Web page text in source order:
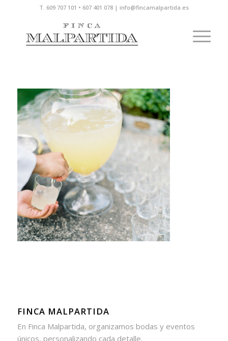
T. 609 707 101 • 607 401 078 | info@fincamalpartida.es
FINCA MALPARTIDA
En Finca Malpartida, organizamos bodas y eventos
únicos, personalizando cada detalle.